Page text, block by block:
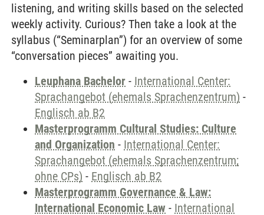
listening, and writing skills based on the selected
weekly activity. Curious? Then take a look at the
syllabus (“Seminarplan”) for an overview of some
“conversation pieces” awaiting you.
Leuphana Bachelor - International Center:
Sprachangebot (ehemals Sprachenzentrum) -
Englisch ab B2
Masterprogramm Cultural Studies: Culture
and Organization - International Center:
Sprachangebot (ehemals Sprachenzentrum;
ohne CPs) - Englisch ab B2
Masterprogramm Governance & Law:
International Economic Law - International